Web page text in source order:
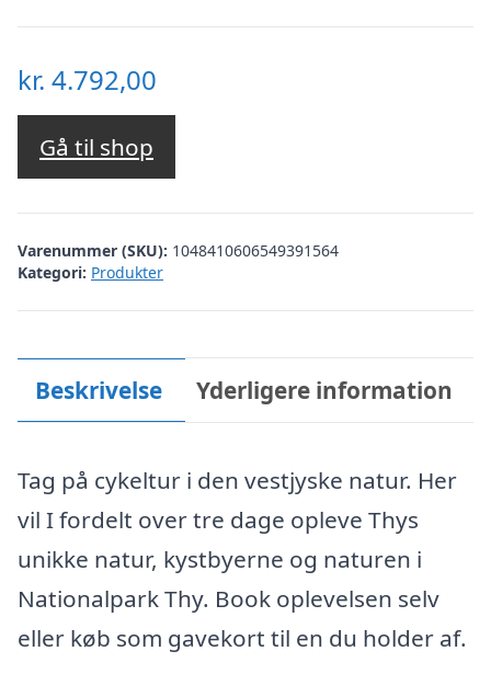
kr. 4.792,00
Gå til shop
Varenummer (SKU): 1048410606549391564
Kategori: Produkter
Beskrivelse Yderligere information
Tag på cykeltur i den vestjyske natur. Her
vil I fordelt over tre dage opleve Thys
unikke natur, kystbyerne og naturen i
Nationalpark Thy. Book oplevelsen selv
eller køb som gavekort til en du holder af.